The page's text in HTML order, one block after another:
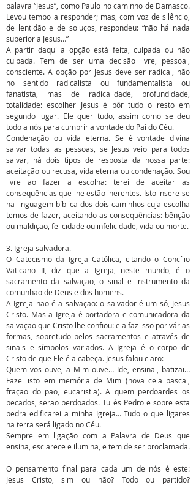
palavra “Jesus”, como Paulo no caminho de Damasco.
Levou tempo a responder; mas, com voz de silêncio,
de lentidão e de soluços, respondeu: “não há nada
superior a Jesus…”
A partir daqui a opção está feita, culpada ou não
culpada. Tem de ser uma decisão livre, pessoal,
consciente. A opção por Jesus deve ser radical, não
no sentido radicalista ou fundamentalista ou
fanatista, mas de radicalidade, profundidade,
totalidade: escolher Jesus é pôr tudo o resto em
segundo lugar. Ele quer tudo, assim como se deu
todo a nós para cumprir a vontade do Pai do Céu.
Condenação ou vida eterna. Se é vontade divina
salvar todas as pessoas, se Jesus veio para todos
salvar, há dois tipos de resposta da nossa parte:
aceitação ou recusa, vida eterna ou condenação. Sou
livre ao fazer a escolha: terei de aceitar as
consequências que lhe estão inerentes. Isto insere-se
na linguagem bíblica dos dois caminhos cuja escolha
temos de fazer, aceitando as consequências: bênção
ou maldição, felicidade ou infelicidade, vida ou morte.
3. Igreja salvadora.
O Catecismo da Igreja Católica, citando o Concílio
Vaticano II, diz que a Igreja, neste mundo, é o
sacramento da salvação, o sinal e instrumento da
comunhão de Deus e dos homens.
A Igreja não é a salvação: o salvador é um só, Jesus
Cristo. Mas a Igreja é portadora e comunicadora da
salvação que Cristo lhe confiou: ela faz isso por várias
formas, sobretudo pelos sacramentos e através de
sinais e símbolos variados. A Igreja é o corpo de
Cristo de que Ele é a cabeça. Jesus falou claro:
Quem vos ouve, a Mim ouve… Ide, ensinai, batizai…
Fazei isto em memória de Mim (nova ceia pascal,
fração do pão, eucaristia). A quem perdoardes os
pecados, serão perdoados. Tu és Pedro e sobre esta
pedra edificarei a minha Igreja… Tudo o que ligares
na terra será ligado no Céu.
Sempre em ligação com a Palavra de Deus que
ensina, esclarece e ilumina, e tem de ser proclamada.
O pensamento final para cada um de nós é este:
Jesus Cristo, sim ou não? Todo ou partido?